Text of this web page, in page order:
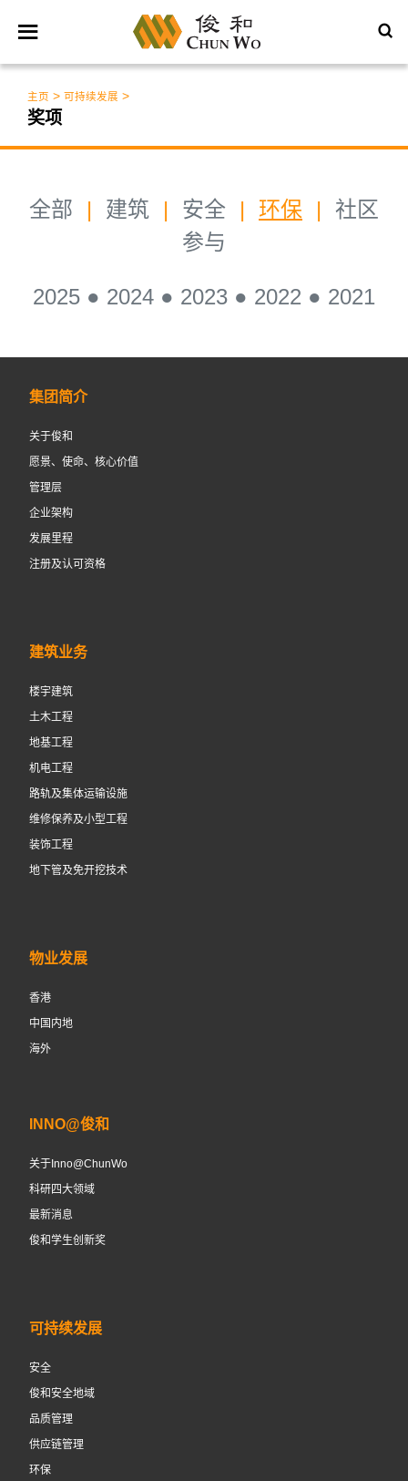
主页 > 可持续发展 >
奖项
全部 | 建筑 | 安全 | 环保 | 社区
参与
2025 ● 2024 ● 2023 ● 2022 ● 2021
集团简介
关于俊和
愿景、使命、核心价值
管理层
企业架构
发展里程
注册及认可资格
建筑业务
楼宇建筑
土木工程
地基工程
机电工程
路轨及集体运输设施
维修保养及小型工程
装饰工程
地下管及免开挖技术
物业发展
香港
中国内地
海外
INNO@俊和
关于Inno@ChunWo
科研四大领域
最新消息
俊和学生创新奖
可持续发展
安全
俊和安全地域
品质管理
供应链管理
环保